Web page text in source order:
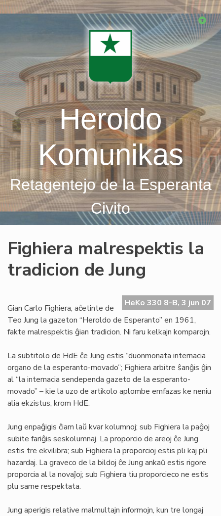
Skip
Heroldo
Komunikas
Retagentejo de la Esperanta
Civito
Fighiera malrespektis la
tradicion de Jung
HeKo 330 8-B, 3 jun 07
Gian Carlo Fighiera, aĉetinte de
Teo Jung la gazeton “Heroldo de Esperanto” en 1961,
fakte malrespektis ĝian tradicion. Ni faru kelkajn komparojn.
La subtitolo de HdE ĉe Jung estis “duonmonata internacia
organo de la esperanto-movado”; Fighiera arbitre ŝanĝis ĝin
al “la internacia sendependa gazeto de la esperanto-
movado” – kie la uzo de artikolo aplombe emfazas ke neniu
alia ekzistus, krom HdE.
Jung enpaĝigis ĉiam laŭ kvar kolumnoj; sub Fighiera la paĝoj
subite fariĝis seskolumnaj. La proporcio de areoj ĉe Jung
estis tre ekvilibra; sub Fighiera la proporcioj estis pli kaj pli
hazardaj. La graveco de la bildoj ĉe Jung ankaŭ estis rigore
proporcia al la novaĵoj; sub Fighiera tiu proporcieco ne estis
plu same respektata.
Jung aperigis relative malmultajn informojn, kun tre longaj